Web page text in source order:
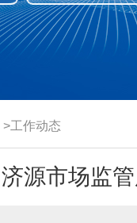
>工作动态
济源市场监